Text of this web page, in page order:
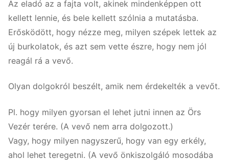
Az eladó az a fajta volt, akinek mindenképpen ott
kellett lennie, és bele kellett szólnia a mutatásba.
Erősködött, hogy nézze meg, milyen szépek lettek az
új burkolatok, és azt sem vette észre, hogy nem jól
reagál rá a vevő.
Olyan dolgokról beszélt, amik nem érdekelték a vevőt.
Pl. hogy milyen gyorsan el lehet jutni innen az Örs
Vezér terére. (A vevő nem arra dolgozott.)
Vagy, hogy milyen nagyszerű, hogy van egy erkély,
ahol lehet teregetni. (A vevő önkiszolgáló mosodába